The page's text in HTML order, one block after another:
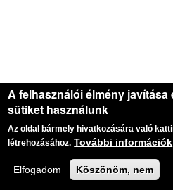
A felhasználói élmény javítása
sütiket használunk
Az oldal bármely hivatkozására való
létrehozásához. További információk
Elfogadom Köszönöm, nem